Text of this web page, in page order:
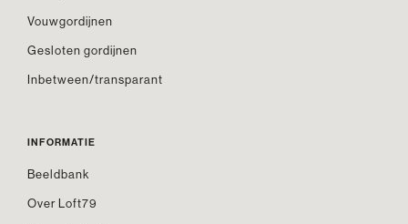
Vouwgordijnen
Gesloten gordijnen
Inbetween/transparant
INFORMATIE
Beeldbank
Over Loft79